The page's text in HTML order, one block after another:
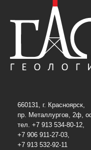
660131, г. Красноярск,
пр. Металлургов, 2ф,
тел. +7 913 534-80-12,
+7 906 911-27-03,
+7 913 532-92-11